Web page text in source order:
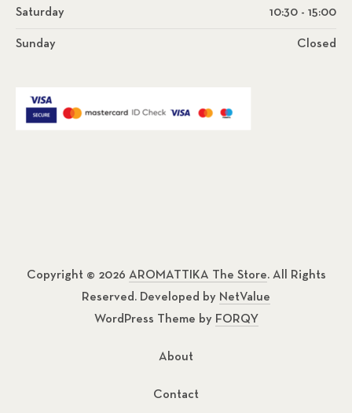
Saturday 10:30 - 15:00
Sunday Closed
Copyright © 2026 AROMATTIKA The Store. All Rights
Reserved. Developed by NetValue
WordPress Theme by FORQY
About
Contact